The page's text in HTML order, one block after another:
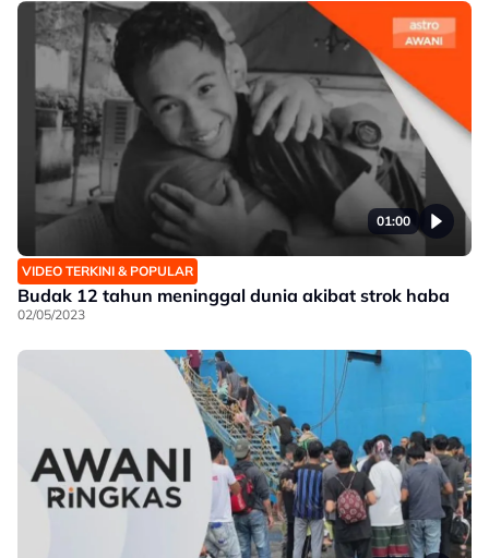
01:00
VIDEO TERKINI & POPULAR
Budak 12 tahun meninggal dunia akibat strok haba
02/05/2023